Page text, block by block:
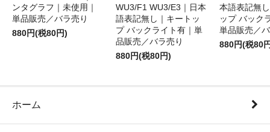
ンタグラフ｜未使用｜
単品販売／バラ売り
880円(税80円)
WU3/F1 WU3/E3｜日本
語表記無し｜キートッ
プ バックライト有｜単
品販売／バラ売り
880円(税80円)
本語表記無
ップ バック
単品販売／
880円(税80
ホーム